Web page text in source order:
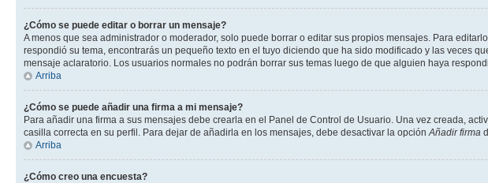
¿Cómo se puede editar o borrar un mensaje?
A menos que sea administrador o moderador, solo puede borrar o editar sus propios mensajes. Para
respondió su tema, encontrarás un pequeño texto en el tuyo diciendo que ha sido modificado y las veces
mensaje aclaratorio. Los usuarios normales no podrán borrar sus temas luego de que alguien haya
Arriba
¿Cómo se puede añadir una firma a mi mensaje?
Para añadir una firma a sus mensajes debe crearla en el Panel de Control de Usuario. Una vez creada,
casilla correcta en su perfil. Para dejar de añadirla en los mensajes, debe desactivar la opciónAñadir firma
Arriba
¿Cómo creo una encuesta?